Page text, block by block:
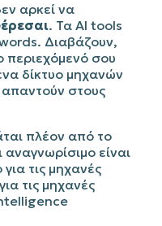
αρκεί να
. Τα AI tools
Διαβάζουν,
περιεχόμενό σου
δίκτυο μηχανών
απαντούν στους
πλέον από το
είναι
τις μηχανές
τις μηχανές